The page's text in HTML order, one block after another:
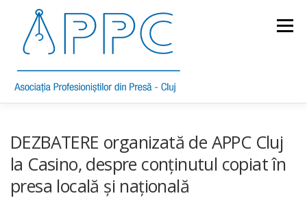
content
Menu
COMUNICATE BUNE PRACTICI
DEZBATERE organizată de APPC Cluj
la Casino, despre conținutul copiat în
presa locală și națională